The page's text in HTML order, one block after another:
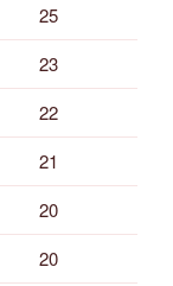
25
23
22
21
20
20